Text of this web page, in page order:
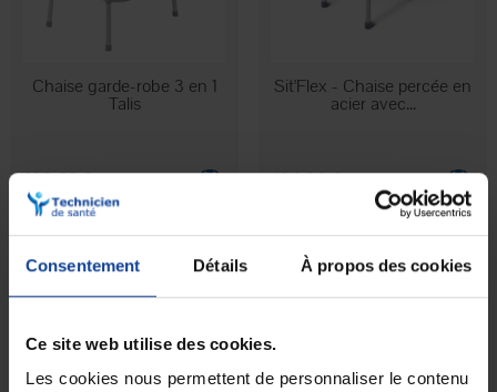
Consentement Détails À propos des cookies
Ce site web utilise des cookies.
Les cookies nous permettent de personnaliser le contenu
EN STOCK
Chaise garde-robe 3 en 1
Talis
102,62 €
EN STOCK
Sit'Flex - Chaise percée en
acier avec...
124,90 €